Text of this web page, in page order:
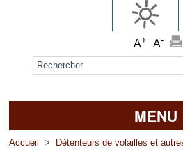
A+ A-
Formulaire de recherche
MENU
Accueil
Accueil > Détenteurs de volailles et